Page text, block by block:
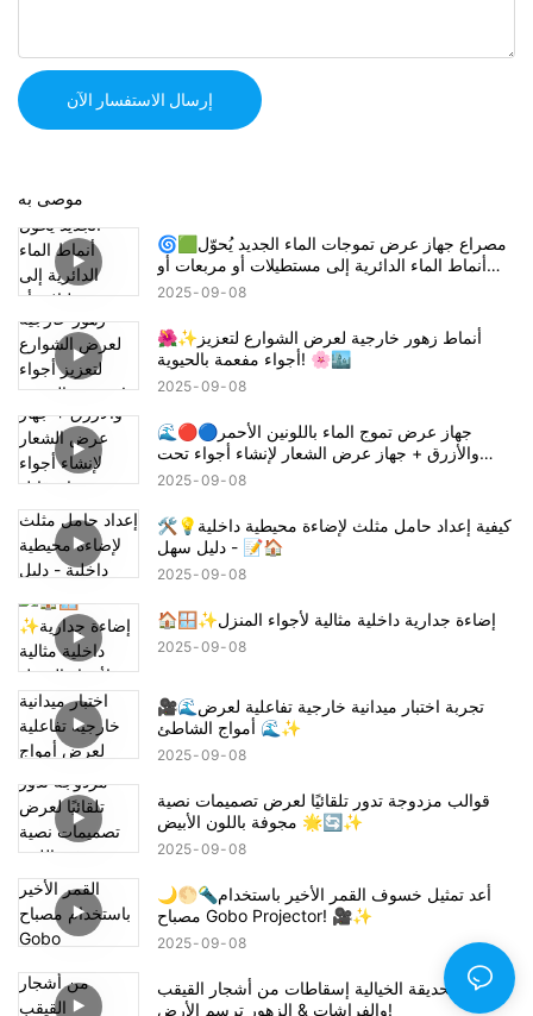
إرسال الاستفسار الآن
موصى به
🌀🟩مصراع جهاز عرض تموجات الماء الجديد يُحوّل
أنماط الماء الدائرية إلى مستطيلات أو مربعات أو
أنصاف دوائر! 🔦🌊
2025 09 08
🌺✨أنماط زهور خارجية لعرض الشوارع لتعزيز
أجواء مفعمة بالحيوية! 🌸🏙️
2025 09 08
🌊🔴🔵جهاز عرض تموج الماء باللونين الأحمر
والأزرق + جهاز عرض الشعار لإنشاء أجواء تحت
عنوان قاتل الشياطين تانجيرو! شكرا جزيلا
2025 09 08
🛠️💡كيفية إعداد حامل مثلث لإضاءة محيطية داخلية
- دليل سهل 📝🏠
2025 09 08
🏠🪟✨إضاءة جدارية داخلية مثالية لأجواء المنزل
2025 09 08
🎥🌊تجربة اختبار ميدانية خارجية تفاعلية لعرض
أمواج الشاطئ 🌊✨
2025 09 08
قوالب مزدوجة تدور تلقائيًا لعرض تصميمات نصية
مجوفة باللون الأبيض 🌟🔄✨
2025 09 08
🌙🌕🔦أعد تمثيل خسوف القمر الأخير باستخدام
مصباح Gobo Projector! 🎥✨
2025 09 08
أجواء الحديقة الخيالية إسقاطات من أشجار القيقب
والفراشات & الزهور ترسم الأرض!